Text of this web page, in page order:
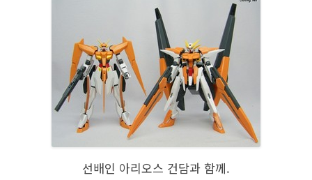
선배인 아리오스 건담과 함께.